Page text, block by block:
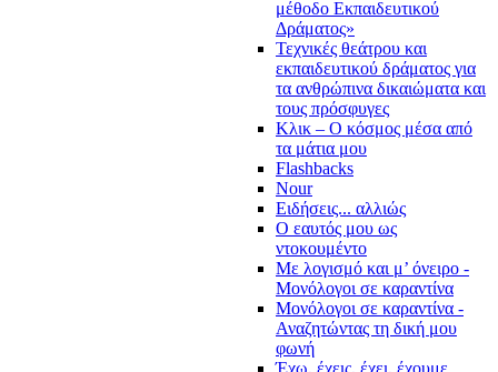
μέθοδο Εκπαιδευτικού
Δράματος»
Τεχνικές θεάτρου και
εκπαιδευτικού δράματος για
τα ανθρώπινα δικαιώματα και
τους πρόσφυγες
Κλικ – Ο κόσμος μέσα από
τα μάτια μου
Flashbacks
Nour
Ειδήσεις... αλλιώς
Ο εαυτός μου ως
ντοκουμέντο
Με λογισμό και μ’ όνειρο -
Μονόλογοι σε καραντίνα
Μονόλογοι σε καραντίνα -
Αναζητώντας τη δική μου
φωνή
Έχω, έχεις, έχει, έχουμε